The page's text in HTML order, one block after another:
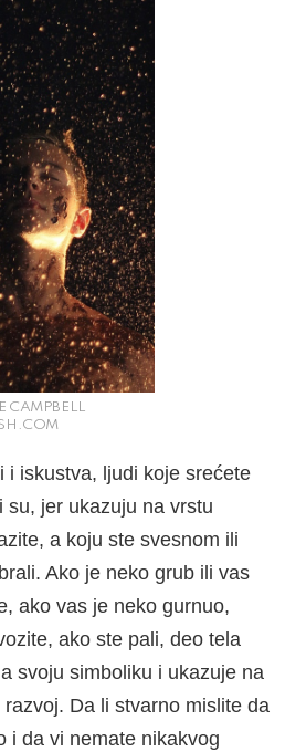
CAMPBELL
i iskustva, ljudi koje sre­ćete
jer ukazuju na vrstu
a koju ste sve­snom ili
Ako je neko grub ili vas
ako vas je neko gurnuo,
ako ste pali, deo tela
svo­ju simboliku i ukazuje na
Da li stvarno mislite da
i da vi nemate nikakvog